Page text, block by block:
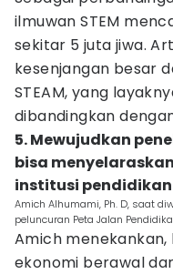
ilmuwan STEM
sekitar 5 juta jiwa.
kesenjangan besar
STEAM, yang
dibandingkan
5. Mewujudkan
bisa
institusi pendidikan
Amich Alhumami, Ph. D, saat
peluncuran Peta Jalan
Amich
ekonomi berawal